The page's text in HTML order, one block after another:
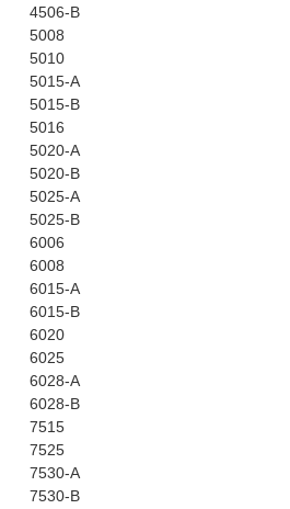
4506-B
5008
5010
5015-A
5015-B
5016
5020-A
5020-B
5025-A
5025-B
6006
6008
6015-A
6015-B
6020
6025
6028-A
6028-B
7515
7525
7530-A
7530-B